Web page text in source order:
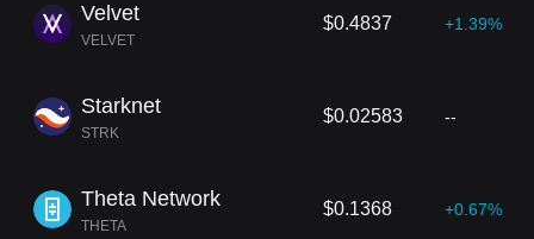
Velvet
VELVET
$0.4837 +1.39%
Starknet
STRK
$0.02583 --
Theta Network
THETA
$0.1368 +0.67%